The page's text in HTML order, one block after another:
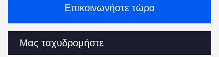
Επικοινωνήστε τώρα
Μας ταχυδρομήστε